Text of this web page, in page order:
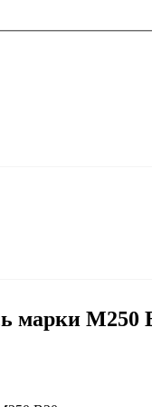
марки М250